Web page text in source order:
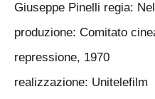
Giuseppe Pinelli regia:
produzione: Comitato
repressione, 1970
realizzazione: Unitelefilm